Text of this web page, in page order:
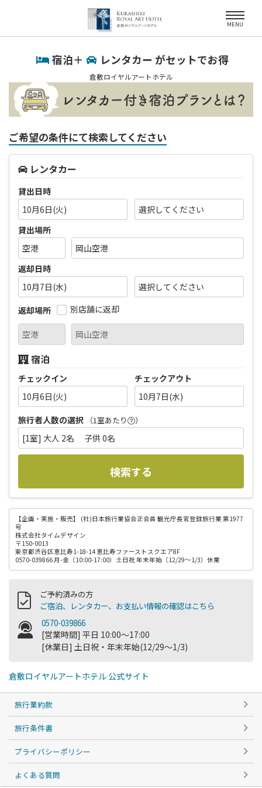
MENU
宿泊＋ レンタカー がセットでお得
倉敷ロイヤルアートホテル
ご希望の条件にて検索してください
レンタカー
貸出日時
10月6日(火)
貸出場所
返却日時
10月7日(水)
返却場所
別店舗に返却
宿泊
チェックイン
10月6日(火)
チェックアウト
10月7日(水)
旅行者人数の選択
（1室あたり ）
[1室] 大人 2名 子供 0名
検索する
【企画・実施・販売】
(社)日本旅行業協会正会員 観光庁長官登録旅行業 第1977
号
株式会社タイムデザイン
〒150-0013
東京都渋谷区恵比寿1-18-14 恵比寿ファーストスクエア8F
0570-039866 月-金（10:00-17:00）土日祝 年末年始（12/29～1/3）休業
ご予約済みの方
ご宿泊、レンタカー、お支払い情報の確認はこちら
0570-039866
[営業時間] 平日 10:00～17:00
[休業日] 土日祝・年末年始(12/29～1/3)
倉敷ロイヤルアートホテル 公式サイト
旅行業約款
旅行条件書
プライバシーポリシー
よくある質問